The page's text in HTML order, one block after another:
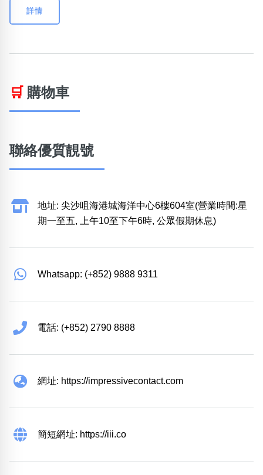
詳情
🛒 購物車
聯絡優質靚號
地址: 尖沙咀海港城海洋中心6樓604室(營業時間:星
期一至五, 上午10至下午6時, 公眾假期休息)
Whatsapp: (+852) 9888 9311
電話: (+852) 2790 8888
網址: https://impressivecontact.com
簡短網址: https://iii.co